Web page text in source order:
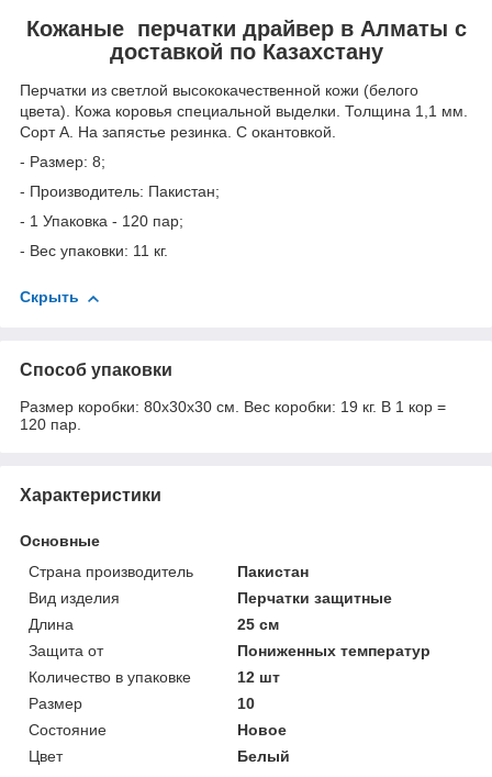
Кожаные перчатки драйвер в Алматы с
доставкой по Казахстану
Перчатки из светлой высококачественной кожи (белого
цвета). Кожа коровья специальной выделки. Толщина 1,1 мм.
Сорт А. На запястье резинка. С окантовкой.
- Размер: 8;
- Производитель: Пакистан;
- 1 Упаковка - 120 пар;
- Вес упаковки: 11 кг.
Скрыть
Способ упаковки
Размер коробки: 80х30х30 см. Вес коробки: 19 кг. В 1 кор =
120 пар.
Характеристики
Основные
Страна производитель
Пакистан
Вид изделия
Перчатки защитные
Длина
25 см
Защита от
Пониженных температур
Количество в упаковке
12 шт
Размер
10
Состояние
Новое
Цвет
Белый